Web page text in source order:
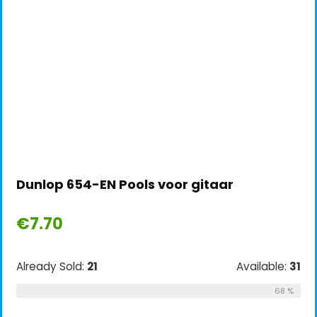
Dunlop 654-EN Pools voor gitaar
€7.70
Already Sold: 21 Available: 31
68 %